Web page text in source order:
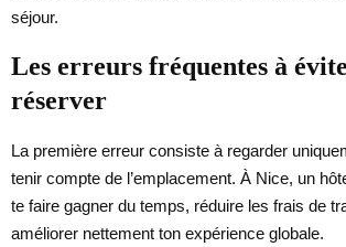
séjour.
Les erreurs fréquentes à
réserver
La première erreur consiste à regarder
tenir compte de l’emplacement. À Nice, un
te faire gagner du temps, réduire les frais de
améliorer nettement ton expérience globale.